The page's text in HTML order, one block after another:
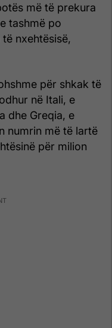
më të prekura
tashmë po
nxehtësisë,
për shkak të
në Itali, e
dhe Greqia, e
numrin më të lartë
për milion